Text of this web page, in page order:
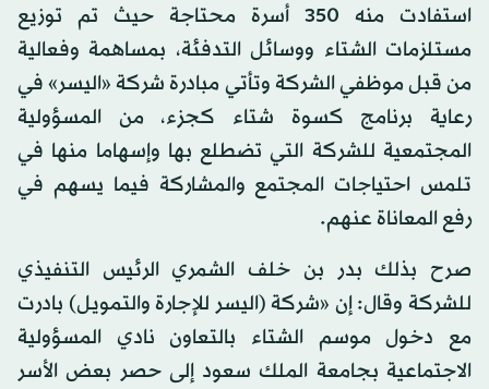
استفادت منه 350 أسرة محتاجة حيث تم توزيع
مستلزمات الشتاء ووسائل التدفئة، بمساهمة وفعالية
من قبل موظفي الشركة وتأتي مبادرة شركة «اليسر» في
رعاية برنامج كسوة شتاء كجزء، من المسؤولية
المجتمعية للشركة التي تضطلع بها وإسهاما منها في
تلمس احتياجات المجتمع والمشاركة فيما يسهم في
رفع المعاناة عنهم.
صرح بذلك بدر بن خلف الشمري الرئيس التنفيذي
للشركة وقال: إن «شركة (اليسر للإجارة والتمويل) بادرت
مع دخول موسم الشتاء بالتعاون نادي المسؤولية
الاجتماعية بجامعة الملك سعود إلى حصر بعض الأسر